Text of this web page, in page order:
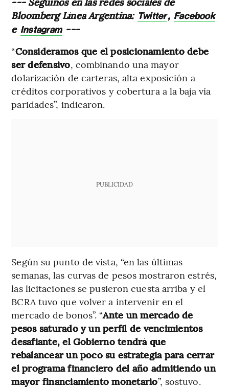
Bloomberg Línea Argentina: Twitter, Facebook
e Instagram ---
“Consideramos que el posicionamiento debe
ser defensivo, combinando una mayor
dolarización de carteras, alta exposición a
créditos corporativos y cobertura a la baja vía
paridades”, indicaron.
PUBLICIDAD
Según su punto de vista, “en las últimas
semanas, las curvas de pesos mostraron estrés,
las licitaciones se pusieron cuesta arriba y el
BCRA tuvo que volver a intervenir en el
mercado de bonos”. “Ante un mercado de
pesos saturado y un perfil de vencimientos
desafiante, el Gobierno tendrá que
rebalancear un poco su estrategia para cerrar
el programa financiero del año admitiendo un
mayor financiamiento monetario”, sostuvo.